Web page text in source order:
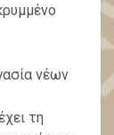
νέων
τη